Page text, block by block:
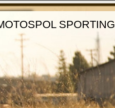
SPORTING